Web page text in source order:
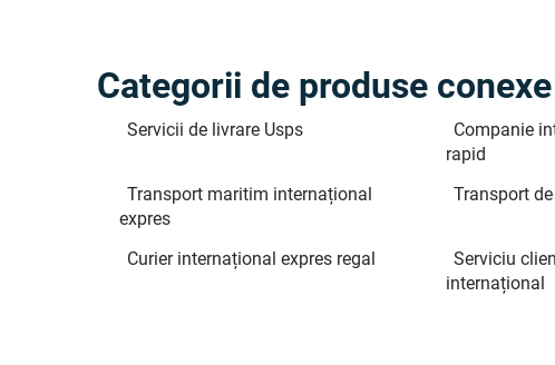
Categorii de produse conexe
Servicii de livrare Usps
Companie
rapid
Transport maritim internațional
expres
Transport
Curier internațional expres regal
Serviciu
internațional